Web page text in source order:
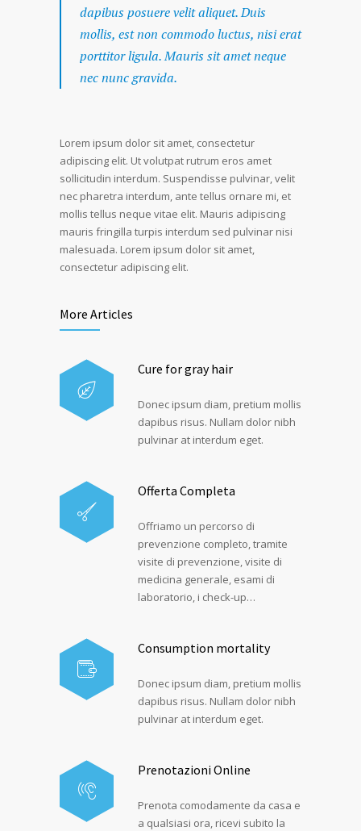
dapibus posuere velit aliquet. Duis
mollis, est non commodo luctus, nisi erat
porttitor ligula. Mauris sit amet neque
nec nunc gravida.
Lorem ipsum dolor sit amet, consectetur
adipiscing elit. Ut volutpat rutrum eros amet
sollicitudin interdum. Suspendisse pulvinar, velit
nec pharetra interdum, ante tellus ornare mi, et
mollis tellus neque vitae elit. Mauris adipiscing
mauris fringilla turpis interdum sed pulvinar nisi
malesuada. Lorem ipsum dolor sit amet,
consectetur adipiscing elit.
More Articles
Cure for gray hair
Donec ipsum diam, pretium mollis
dapibus risus. Nullam dolor nibh
pulvinar at interdum eget.
Offerta Completa
Offriamo un percorso di
prevenzione completo, tramite
visite di prevenzione, visite di
medicina generale, esami di
laboratorio, i check-up…
Consumption mortality
Donec ipsum diam, pretium mollis
dapibus risus. Nullam dolor nibh
pulvinar at interdum eget.
Prenotazioni Online
Prenota comodamente da casa e
a qualsiasi ora, ricevi subito la